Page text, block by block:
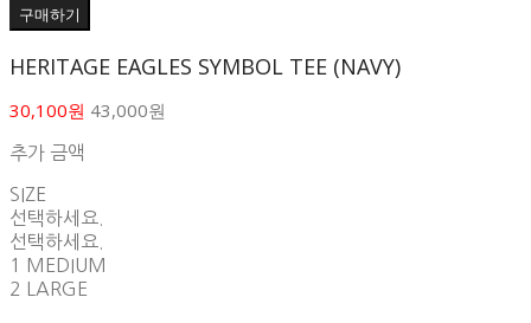
구매하기
HERITAGE EAGLES SYMBOL TEE (NAVY)
30,100원 43,000원
추가 금액
SIZE
선택하세요.
선택하세요.
1 MEDIUM
2 LARGE